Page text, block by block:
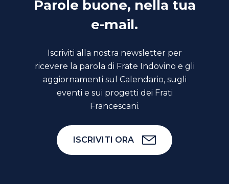
Parole buone, nella tua
e-mail.
Iscriviti alla nostra newsletter per
ricevere la parola di Frate Indovino e gli
aggiornamenti sul Calendario, sugli
eventi e sui progetti dei Frati
Francescani.
ISCRIVITI ORA